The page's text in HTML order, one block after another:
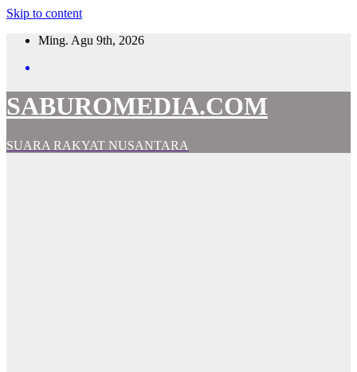
Skip to content
Ming. Agu 9th, 2026
SABUROMEDIA.COM
SUARA RAKYAT NUSANTARA